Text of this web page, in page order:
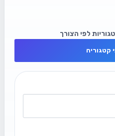
לפי הצורך
קטגוריה